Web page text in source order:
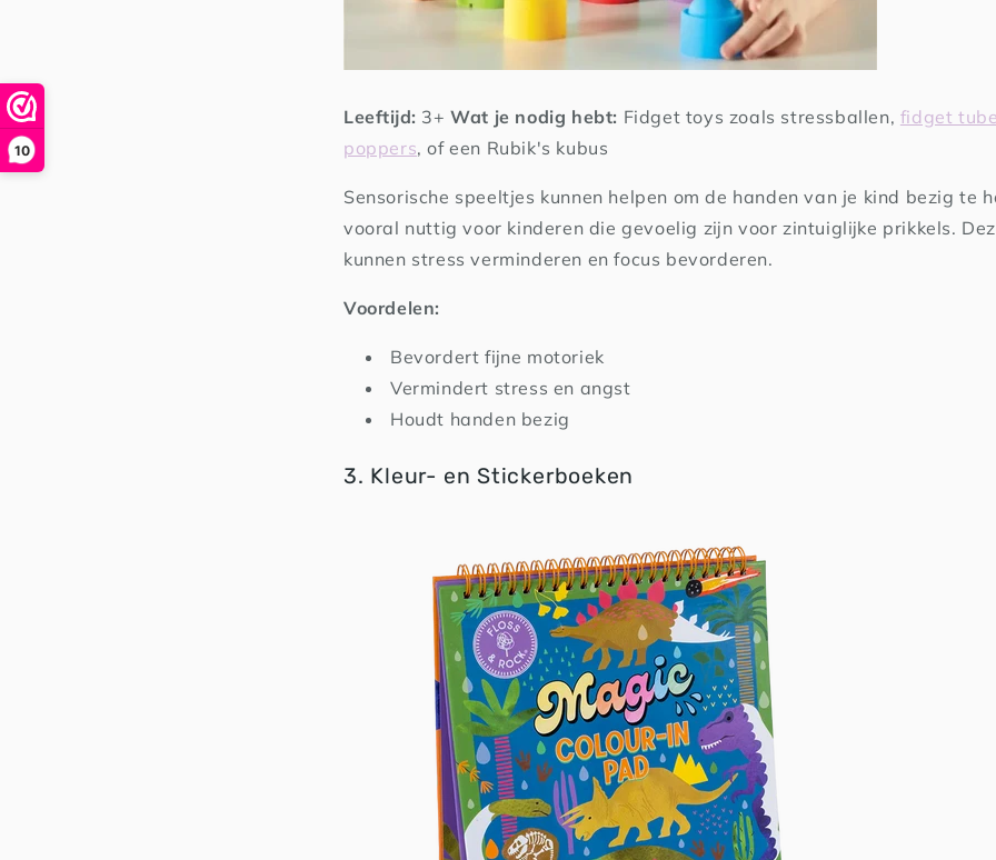
10
Leeftijd: 3+Wat je nodig hebt: Fidget toys zoals stressballen, fidget
poppers, of een Rubik's kubus
Sensorische speeltjes kunnen helpen om de handen van je kind bezig te
vooral nuttig voor kinderen die gevoelig zijn voor zintuiglijke prikkels.
kunnen stress verminderen en focus bevorderen.
Voordelen:
Bevordert fijne motoriek
Vermindert stress en angst
Houdt handen bezig
3. Kleur- en Stickerboeken